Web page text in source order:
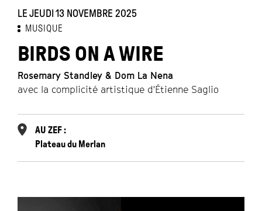
LE JEUDI 13 NOVEMBRE 2025
MUSIQUE
BIRDS ON A WIRE
Rosemary Standley & Dom La Nena
avec la complicité artistique d'Étienne Saglio
AU ZEF :
Plateau du Merlan